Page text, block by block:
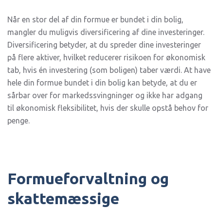
Når en stor del af din formue er bundet i din bolig,
mangler du muligvis diversificering af dine investeringer.
Diversificering betyder, at du spreder dine investeringer
på flere aktiver, hvilket reducerer risikoen for økonomisk
tab, hvis én investering (som boligen) taber værdi. At have
hele din formue bundet i din bolig kan betyde, at du er
sårbar over for markedssvingninger og ikke har adgang
til økonomisk fleksibilitet, hvis der skulle opstå behov for
penge.
Formueforvaltning og
skattemæssige